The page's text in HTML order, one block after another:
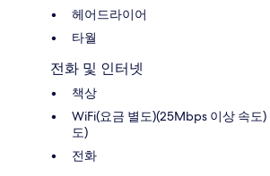
헤어드라이어
타월
전화 및 인터넷
책상
WiFi(요금 별도)(25Mbps 이상 속도)
도)
전화